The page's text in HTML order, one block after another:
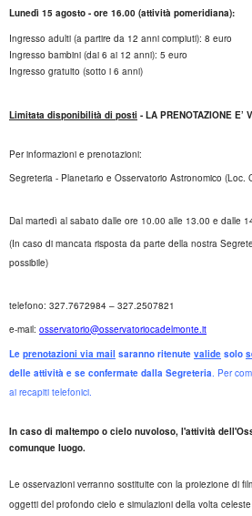
Lunedì 15 agosto - ore 16.00 (attività pomeridiana):
Ingresso adulti (a partire da 12 anni compiuti): 8 euro
Ingresso bambini (dai 6 ai 12 anni): 5 euro
Ingresso gratuito (sotto i 6 anni)
Limitata disponibilità di posti - LA PRENOTAZIONE E’
Per informazioni e prenotazioni:
Segreteria - Planetario e Osservatorio Astronomico (Loc.
Dal martedì al sabato dalle ore 10.00 alle 13.00 e dalle
(In caso di mancata risposta da parte della nostra
possibile)
telefono: 327.7672984 – 327.2507821
e-mail: osservatorio@osservatoriocadelmonte.it
Le prenotazioni via mail saranno ritenute valide solo
delle attività e se confermate dalla Segreteria. Per
ai recapiti telefonici.
In caso di maltempo o cielo nuvoloso, l'attività
comunque luogo.
Le osservazioni verranno sostituite con la proiezione di
oggetti del profondo cielo e simulazioni della volta